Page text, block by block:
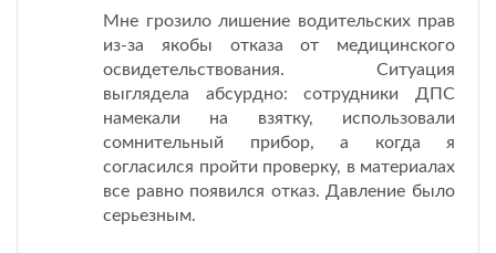
Мне грозило лишение водительских прав
из-за якобы отказа от медицинского
освидетельствования. Ситуация
выглядела абсурдно: сотрудники ДПС
намекали на взятку, использовали
сомнительный прибор, а когда я
согласился пройти проверку, в материалах
все равно появился отказ. Давление было
серьезным.